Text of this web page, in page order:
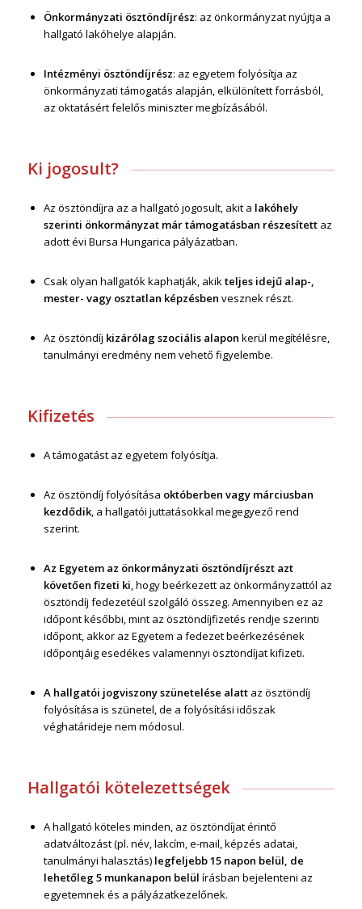
Önkormányzati ösztöndíjrész: az önkormányzat nyújtja a
hallgató lakóhelye alapján.
Intézményi ösztöndíjrész: az egyetem folyósítja az
önkormányzati támogatás alapján, elkülönített forrásból,
az oktatásért felelős miniszter megbízásából.
Ki jogosult?
Az ösztöndíjra az a hallgató jogosult, akit a lakóhely
szerinti önkormányzat már támogatásban részesítettaz
adott évi Bursa Hungarica pályázatban.
Csak olyan hallgatók kaphatják, akikteljes idejű alap-,
mester- vagy osztatlan képzésben vesznek részt.
Az ösztöndíj kizárólag szociális alapon kerül megítélésre,
tanulmányi eredmény nem vehető figyelembe.
Kifizetés
A támogatást az egyetem folyósítja.
Az ösztöndíj folyósítása októberben vagy márciusban
kezdődik, a hallgatói juttatásokkal megegyező rend
szerint.
Az Egyetem az önkormányzati ösztöndíjrészt azt
követően fizeti ki, hogy beérkezett az önkormányzattól az
ösztöndíj fedezetéül szolgáló összeg. Amennyiben ez az
időpont későbbi, mint az ösztöndíjfizetés rendje szerinti
időpont, akkor az Egyetem a fedezet beérkezésének
időpontjáig esedékes valamennyi ösztöndíjat kifizeti.
A hallgatói jogviszony szünetelése alattaz ösztöndíj
folyósítása is szünetel, de a folyósítási időszak
véghatárideje nem módosul.
Hallgatói kötelezettségek
A hallgató köteles minden, az ösztöndíjat érintő
adatváltozást (pl. név, lakcím, e-mail, képzés adatai,
tanulmányi halasztás) legfeljebb 15 napon belül, de
lehetőleg 5 munkanapon belül írásban bejelenteni az
egyetemnek és a pályázatkezelőnek.